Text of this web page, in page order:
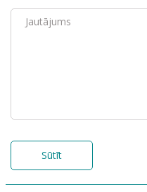
Sūtīt